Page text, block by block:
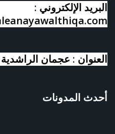
البريد الإلكتروني :
العنوان : عجمان الراشدية 3
أحدث المدونات